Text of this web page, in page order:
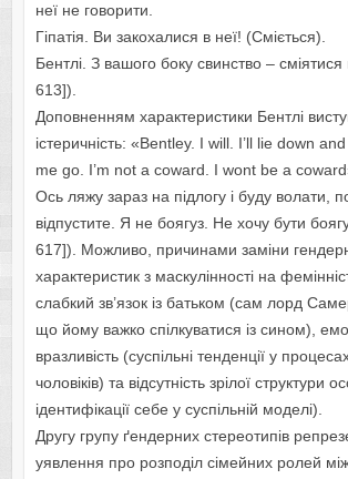
неї не говорити.
Гіпатія. Ви закохалися в неї! (Сміється).
Бентлі. З вашого боку свинство –
613]).
Доповненням характеристики Бентлі
істеричність: «Bentley. I will. I’ll lie down
me go. I’m not a coward. I wont be a
Ось ляжу зараз на підлогу і буду волати,
відпустите. Я не боягуз. Не хочу бути
617]). Можливо, причинами заміни
характеристик з маскулінності на
слабкий зв’язок із батьком (сам лорд
що йому важко спілкуватися із сином),
вразливість (суспільні тенденції у
чоловіків) та відсутність зрілої структури
ідентифікації себе у суспільній моделі).
Другу групу ґендерних стереотипів
уявлення про розподіл сімейних ролей